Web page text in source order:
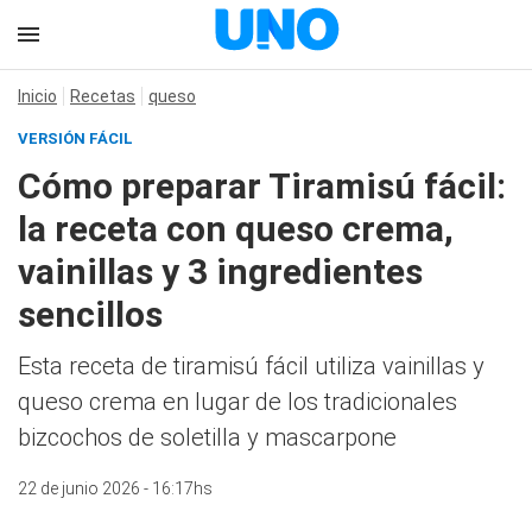
Inicio Recetas queso
VERSIÓN FÁCIL
Cómo preparar Tiramisú fácil:
la receta con queso crema,
vainillas y 3 ingredientes
sencillos
Esta receta de tiramisú fácil utiliza vainillas y
queso crema en lugar de los tradicionales
bizcochos de soletilla y mascarpone
22 de junio 2026 - 16:17hs